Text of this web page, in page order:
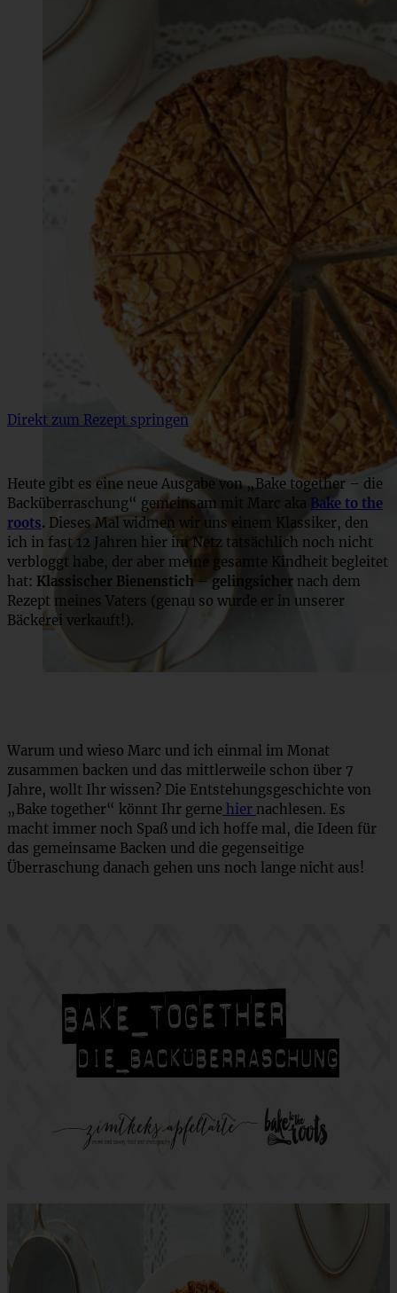
Direkt zum Rezept springen
Heute gibt es eine neue Ausgabe von „Bake together – die
Backüberraschung“ gemeinsam mit Marc aka Bake to the
roots. Dieses Mal widmen wir uns einem Klassiker, den
ich in fast 12 Jahren hier im Netz tatsächlich noch nicht
verbloggt habe, der aber meine gesamte Kindheit begleitet
hat: Klassischer Bienenstich – gelingsicher nach dem
Rezept meines Vaters (genau so wurde er in unserer
Bäckerei verkauft!).
Warum und wieso Marc und ich einmal im Monat
zusammen backen und das mittlerweile schon über 7
Jahre, wollt Ihr wissen? Die Entstehungsgeschichte von
„Bake together“ könnt Ihr gerne hier nachlesen. Es
macht immer noch Spaß und ich hoffe mal, die Ideen für
das gemeinsame Backen und die gegenseitige
Überraschung danach gehen uns noch lange nicht aus!